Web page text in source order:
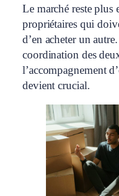
Le marché reste plus
propriétaires qui
d’en acheter un
coordination des
l’accompagnement
devient crucial.